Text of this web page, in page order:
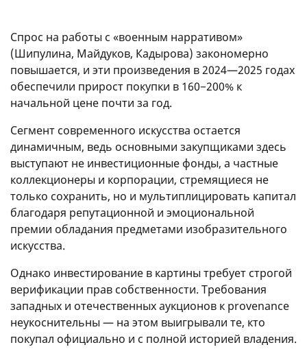
Спрос на работы с «военным нарративом»
(Шипулина, Майдуков, Кадырова) закономерно
повышается, и эти произведения в 2024—2025 годах
обеспечили прирост покупки в 160−200% к
начальной цене почти за год.
Сегмент современного искусства остается
динамичным, ведь основными закупщиками здесь
выступают не инвестиционные фонды, а частные
коллекционеры и корпорации, стремящиеся не
только сохранить, но и мультиплицировать капитал
благодаря репутационной и эмоциональной
премии обладания предметами изобразительного
искусства.
Однако инвестирование в картины требует строгой
верификации прав собственности. Требования
западных и отечественных аукционов к provenance
неукоснительны — на этом выигрывали те, кто
покупал официально и с полной историей владения.